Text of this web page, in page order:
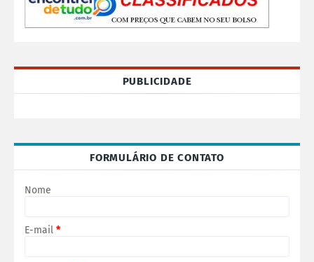
PUBLICIDADE
FORMULÁRIO DE CONTATO
Nome
E-mail *